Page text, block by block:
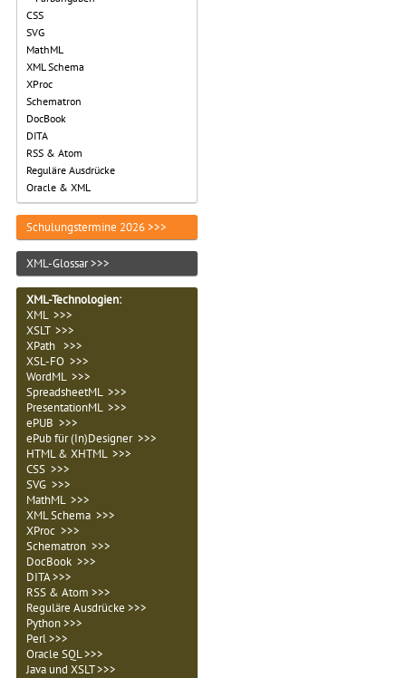
CSS
SVG
MathML
XML Schema
XProc
Schematron
DocBook
DITA
RSS & Atom
Reguläre Ausdrücke
Oracle & XML
Schulungstermine 2026 >>>
XML-Glossar >>>
XML-Technologien:
XML >>>
XSLT >>>
XPath >>>
XSL-FO >>>
WordML >>>
SpreadsheetML >>>
PresentationML >>>
ePUB >>>
ePub für (In)Designer >>>
HTML & XHTML >>>
CSS >>>
SVG >>>
MathML >>>
XML Schema >>>
XProc >>>
Schematron >>>
DocBook >>>
DITA >>>
RSS & Atom >>>
Reguläre Ausdrücke >>>
Python >>>
Perl >>>
Oracle SQL >>>
Java und XSLT >>>